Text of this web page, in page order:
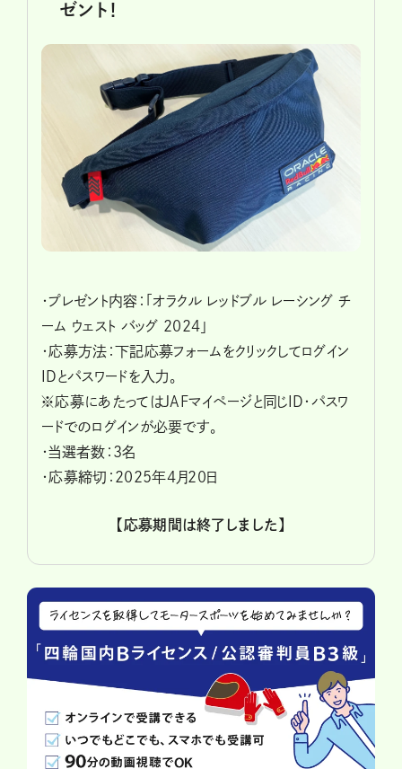
ゼント！
・プレゼント内容：「オラクル レッドブル レーシング チ
ーム ウェスト バッグ 2024」
・応募方法：下記応募フォームをクリックしてログイン
IDとパスワードを入力。
※応募にあたってはJAFマイページと同じID・パスワ
ードでのログインが必要です。
・当選者数：3名
・応募締切：2025年4月20日
【応募期間は終了しました】